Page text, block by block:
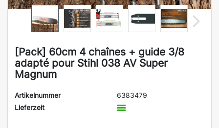
[Pack] 60cm 4 chaînes + guide 3/8
adapté pour Stihl 038 AV Super
Magnum
Artikelnummer
6383479
Lieferzeit